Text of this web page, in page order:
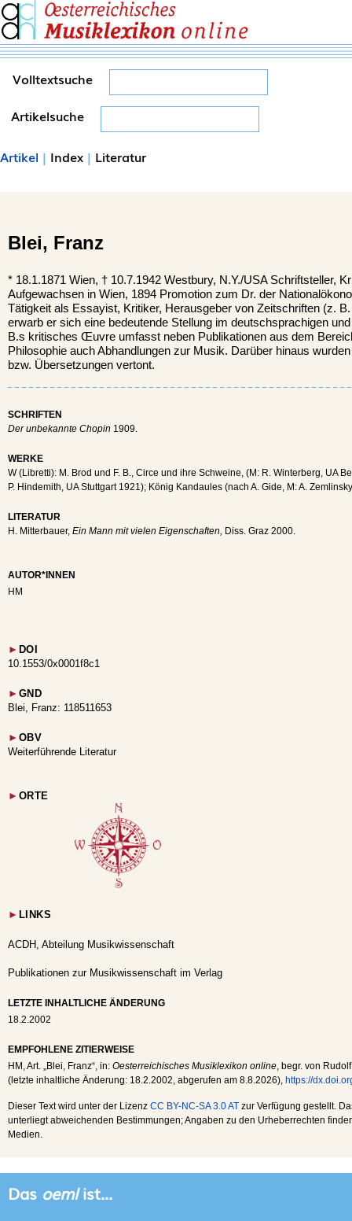
Volltextsuche
Artikelsuche
Artikel | Index | Literatur
Blei, Franz
* 18.1.1871 Wien, † 10.7.1942 Westbury, N.Y./USASchriftsteller,
Aufgewachsen in Wien, 1894 Promotion zum Dr. der
Tätigkeit als Essayist, Kritiker, Herausgeber von Zeitschriften (z.
erwarb er sich eine bedeutende Stellung im deutschsprachigen
B.s kritisches Œuvre umfasst neben Publikationen aus dem
Philosophie auch Abhandlungen zur Musik. Darüber hinaus
bzw. Übersetzungen vertont.
SCHRIFTEN
Der unbekannte Chopin 1909.
WERKE
W (Libretti): M. Brod und F. B., Circe und ihre Schweine, (M: R. Winterberg, UA
P. Hindemith, UA Stuttgart 1921); König Kandaules (nach A. Gide, M: A.
LITERATUR
H. Mitterbauer, Ein Mann mit vielen Eigenschaften, Diss. Graz 2000.
AUTOR*INNEN
HM
► DOI
10.1553/0x0001f8c1
► GND
Blei, Franz: 118511653
► OBV
Weiterführende Literatur
► ORTE
► LINKS
ACDH, Abteilung Musikwissenschaft
Publikationen zur Musikwissenschaft im Verlag
LETZTE INHALTLICHE ÄNDERUNG
18.2.2002
EMPFOHLENE ZITIERWEISE
HM , Art. „Blei, Franz“, in: Oesterreichisches Musiklexikon online , begr. von
(letzte inhaltliche Änderung: 18.2.2002 , abgerufen am 8.8.2026), https://
Dieser Text wird unter der Lizenz CC BY-NC-SA 3.0 AT zur Verfügung gestellt.
unterliegt abweichenden Bestimmungen; Angaben zu den Urheberrechten
Medien.
Das oemlist...